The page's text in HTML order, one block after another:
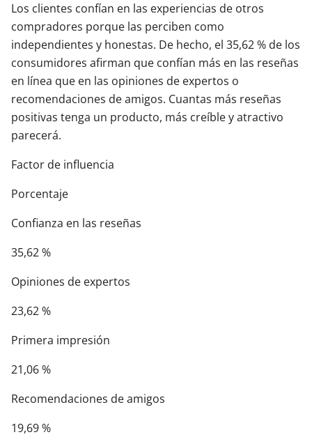
Los clientes confían en las experiencias de otros
compradores porque las perciben como
independientes y honestas. De hecho, el 35,62 % de los
consumidores afirman que confían más en las reseñas
en línea que en las opiniones de expertos o
recomendaciones de amigos. Cuantas más reseñas
positivas tenga un producto, más creíble y atractivo
parecerá.
Factor de influencia
Porcentaje
Confianza en las reseñas
35,62 %
Opiniones de expertos
23,62 %
Primera impresión
21,06 %
Recomendaciones de amigos
19,69 %